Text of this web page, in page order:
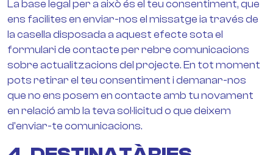
La base legal per a això és el teu consentiment, que
ens facilites en enviar-nos el missatge ia través de
la casella disposada a aquest efecte sota el
formulari de contacte per rebre comunicacions
sobre actualitzacions del projecte. En tot moment
pots retirar el teu consentiment i demanar-nos
que no ens posem en contacte amb tu novament
en relació amb la teva sol·licitud o que deixem
d'enviar-te comunicacions.